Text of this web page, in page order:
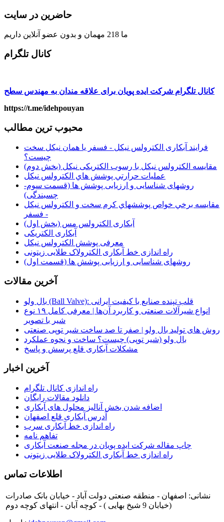
حاضرین در سایت
ما 218 مهمان و بدون عضو آنلاین داریم
کانال تلگرام
کانال تلگرام شرکت ایده پویان برای علاقه مندان به مهندس سطح
https://t.me/idehpouyan
محبوب ترین مطالب
فرایند آبکاری الکترولس نیکل - فسفر یا همان نیکل سخت
چیست؟
مقايسه الکترولس نيکل با رسوب الکتريکی نيکل (بخش دوم)
عمليات حرارتي پوشش هاي الکترولس نيکل
روشهای شناسایی و ارزیابی پوشش ها (قسمت سوم-
چسبندگی)
مقايسه برخي خواص پوششهاي كرم سخت و الكترولس نيكل
- فسفر
آبکاری الکترولس مس (بخش اول)
آبکاری الکتریکی
معرفی پوشش الکترولس نیکل
راه اندازی خط آبکاری الکترولاک طلایی زیتونی
روشهای شناسایی و ارزیابی پوشش ها (قسمت اول)
آخرین مقالات
بال ولو (Ball Valve): قلب تپنده صنایع با کیفیت ایرانی
انواع شیرآلات صنعتی و کاربرد آن‌ها | معرفی کامل ۱۹ نوع
شیر با تصویر
روش‌ های تولید بال ولو | صفر تا صد ساخت شیر توپی صنعتی
بال ولو (شیر توپی) چیست؟ ساخت و نحوه عملکرد
مشکلات آبکاری قلع پرسش و پاسخ
آخرین اخبار
راه اندازی کانال تلگرام
دانلود مقالات رایگان
اضافه شدن بخش آنالیز محلول های آبکاری
آدرس آبکاری قلع اصفهان
راه اندازی خط آبکاری سرب
تفاهم نامه
چاپ مقاله شرکت ایده پویان در مجله صنعت آبکاری
راه اندازی خط آبکاری الکترولاک طلایی زیتونی
اطلاعات تماس
نشانی: اصفهان - منطقه صنعتی دولت آباد - خیابان بانک صادرات
(خیابان 9 شیخ بهایی ) - کوچه آبان - انتهای کوچه دوم